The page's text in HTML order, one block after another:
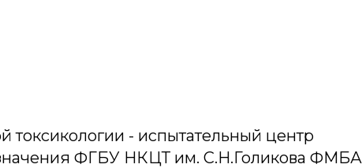
токсикологии - испытательный центр
ФГБУ НКЦТ им. С.Н.Голикова ФМБА